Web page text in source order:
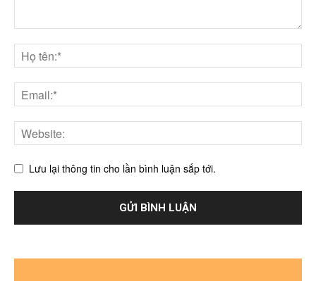
Lưu lại thông tin cho lần bình luận sắp tới.